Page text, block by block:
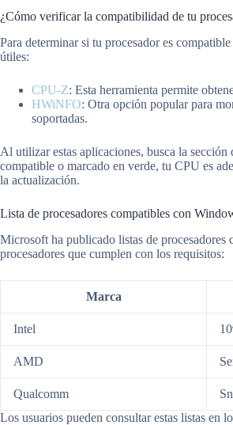
¿Cómo verificar la compatibilidad de tu
Para determinar si tu procesador es
útiles:
CPU-Z: Esta herramienta permite
HWiNFO: Otra opción popular para
soportadas.
Al utilizar estas aplicaciones, busca la
compatible o marcado en verde, tu CPU es
la actualización.
Lista de procesadores compatibles con
Microsoft ha publicado listas de procesadores
procesadores que cumplen con los requisitos:
Marca
Intel
AMD
Qualcomm
Los usuarios pueden consultar estas listas en